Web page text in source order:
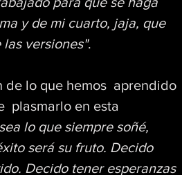
y de mi cuarto, jaja, que
versiones".
lo que hemos  aprendido
plasmarlo en esta
lo que siempre soñé,
será su fruto. Decido
Decido tener esperanzas